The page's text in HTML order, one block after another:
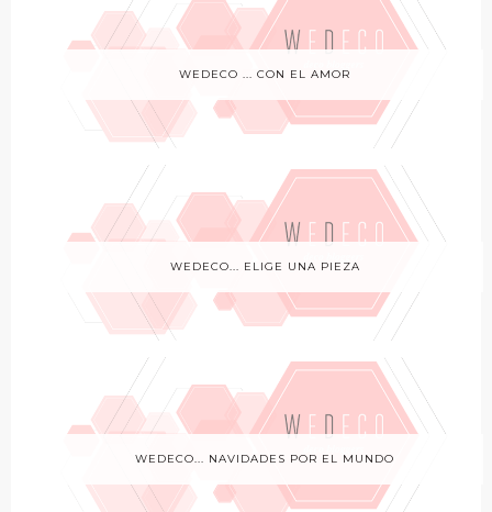
WEDECO ... CON EL AMOR
WEDECO... ELIGE UNA PIEZA
WEDECO... NAVIDADES POR EL MUNDO